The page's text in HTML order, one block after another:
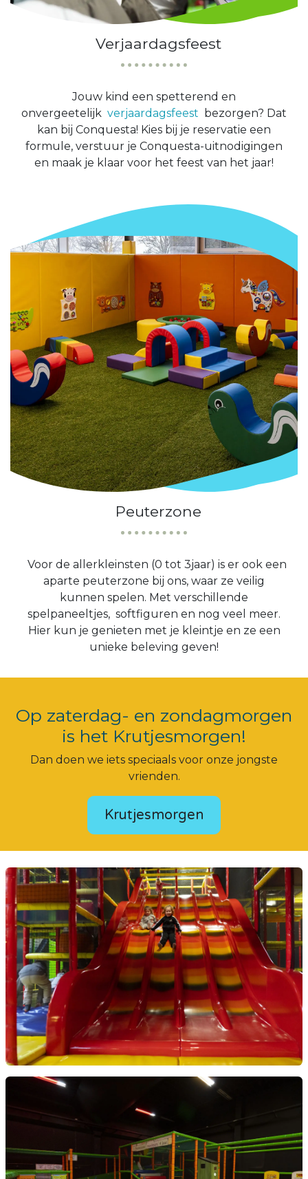
Verjaardagsfeest
Jouw kind een spetterend en
onvergeetelijk verjaardagsfeest bezorgen? Dat
kan bij Conquesta! Kies bij je reservatie een
formule, verstuur je Conquesta-uitnodigingen
en maak je klaar voor het feest van het jaar!
Peuterzone
Voor de allerkleinsten (0 tot 3jaar) is er ook een
aparte peuterzone bij ons, waar ze veilig
kunnen spelen. Met verschillende
spelpaneeltjes, softfiguren en nog veel meer.
Hier kun je genieten met je kleintje en ze een
unieke beleving geven!
Op zaterdag- en zondagmorgen
is het Krutjesmorgen!
Dan doen we iets speciaals voor onze jongste
vrienden.
Krutjesmorgen